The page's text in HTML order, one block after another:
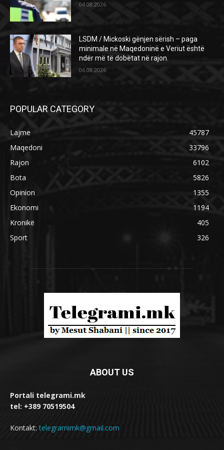
04.08.2026
LSDM / Mickoski gënjen sërish – paga
minimale në Maqedoninë e Veriut është
ndër më të dobëtat në rajon.
06.08.2026
POPULAR CATEGORY
Lajme
45787
Maqedoni
33796
Rajon
6102
Bota
5826
Opinion
1355
Ekonomi
1194
Kronikë
405
Sport
326
ABOUT US
Portali telegrami.mk
tel: +389 70519504
Kontakt:telegramimk@gmail.com